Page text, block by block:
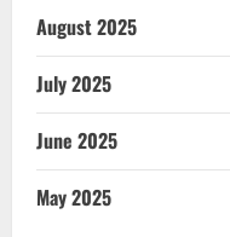
August 2025
July 2025
June 2025
May 2025